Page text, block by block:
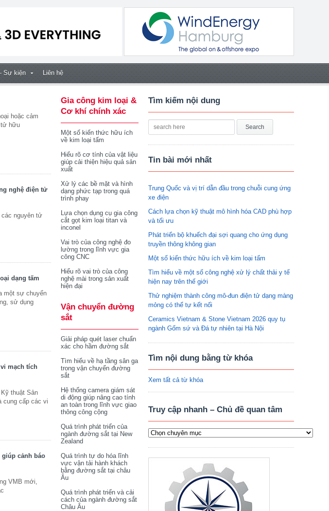
Sự kiện Liên hệ
hoặc cảm
tử hữu
nghệ điện tử
các nguyên tử
dạng tấm
một sự chuyển
sử dụng
mạch tích
thuật Sản
cung cấp các vi
giúp cảnh báo
VMB mới,
Gia công kim loại &
Cơ khí chính xác
Một số kiến thức hữu ích
về kim loại tấm
Hiểu rõ cơ tính của vật liệu
giúp cải thiện hiệu quả sản
xuất
Xử lý các bề mặt và hình
dạng phức tạp trong quá
trình phay
Lựa chọn dụng cụ gia công
cắt gọt kim loại titan và
inconel
Vai trò của công nghệ đo
lường trong lĩnh vực gia
công CNC
Hiểu rõ vai trò của công
nghệ mài trong sản xuất
hiện đại
Vận chuyển đường
sắt
Giải pháp quét laser chuẩn
xác cho hầm đường sắt
Tìm hiểu về hạ tầng sân ga
trong vận chuyển đường
sắt
Hệ thống camera giám sát
di động giúp nâng cao tính
an toàn trong lĩnh vực giao
thông công cộng
Quá trình phát triển của
ngành đường sắt tại New
Zealand
Quá trình tự do hóa lĩnh
vực vận tải hành khách
bằng đường sắt tại châu
Âu
Quá trình phát triển và cải
cách của ngành đường sắt
Châu Âu
Tìm kiếm nội dung
Tin bài mới nhất
Trung Quốc và vị trí dẫn đầu trong chuỗi cung ứng
xe điện
Cách lựa chọn kỹ thuật mô hình hóa CAD phù hợp
và tối ưu
Phát triển bộ khuếch đại sợi quang cho ứng dụng
truyền thông không gian
Một số kiến thức hữu ích về kim loại tấm
Tìm hiểu về một số công nghệ xử lý chất thải y tế
hiện nay trên thế giới
Thử nghiệm thành công mô-đun điện tử dạng màng
mỏng có thể tự kết nối
Ceramics Vietnam & Stone Vietnam 2026 quy tụ
ngành Gốm sứ và Đá tự nhiên tại Hà Nội
Tìm nội dung bằng từ khóa
Xem tất cả từ khóa
Truy cập nhanh – Chủ đề quan tâm